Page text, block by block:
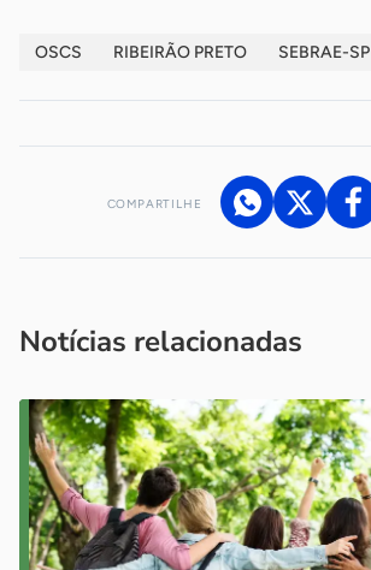
OSCS RIBEIRÃO PRETO SEBRAE-SP
COMPARTILHE
Notícias relacionadas